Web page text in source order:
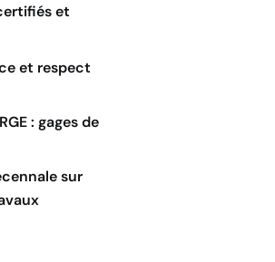
et
et respect
: gages de
sur